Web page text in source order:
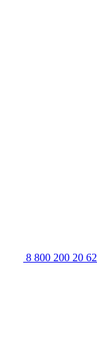
8 800 200 20 62